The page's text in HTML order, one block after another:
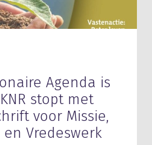
Agenda is
stopt met
voor Missie,
Vredeswerk